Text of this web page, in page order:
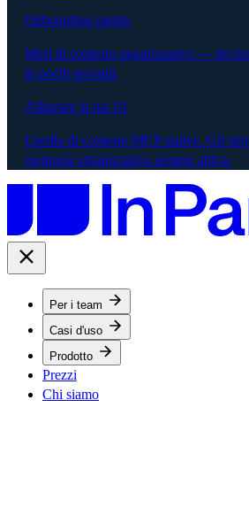
Onboarding rapido
Mesi di contesto organizzativo —
in pochi secondi.
Allineare la tua IA
Livello di contesto MCP-native. Gli
memoria organizzativa sempre attiva.
Per i team
Casi d'uso
Prodotto
Prezzi
Chi siamo